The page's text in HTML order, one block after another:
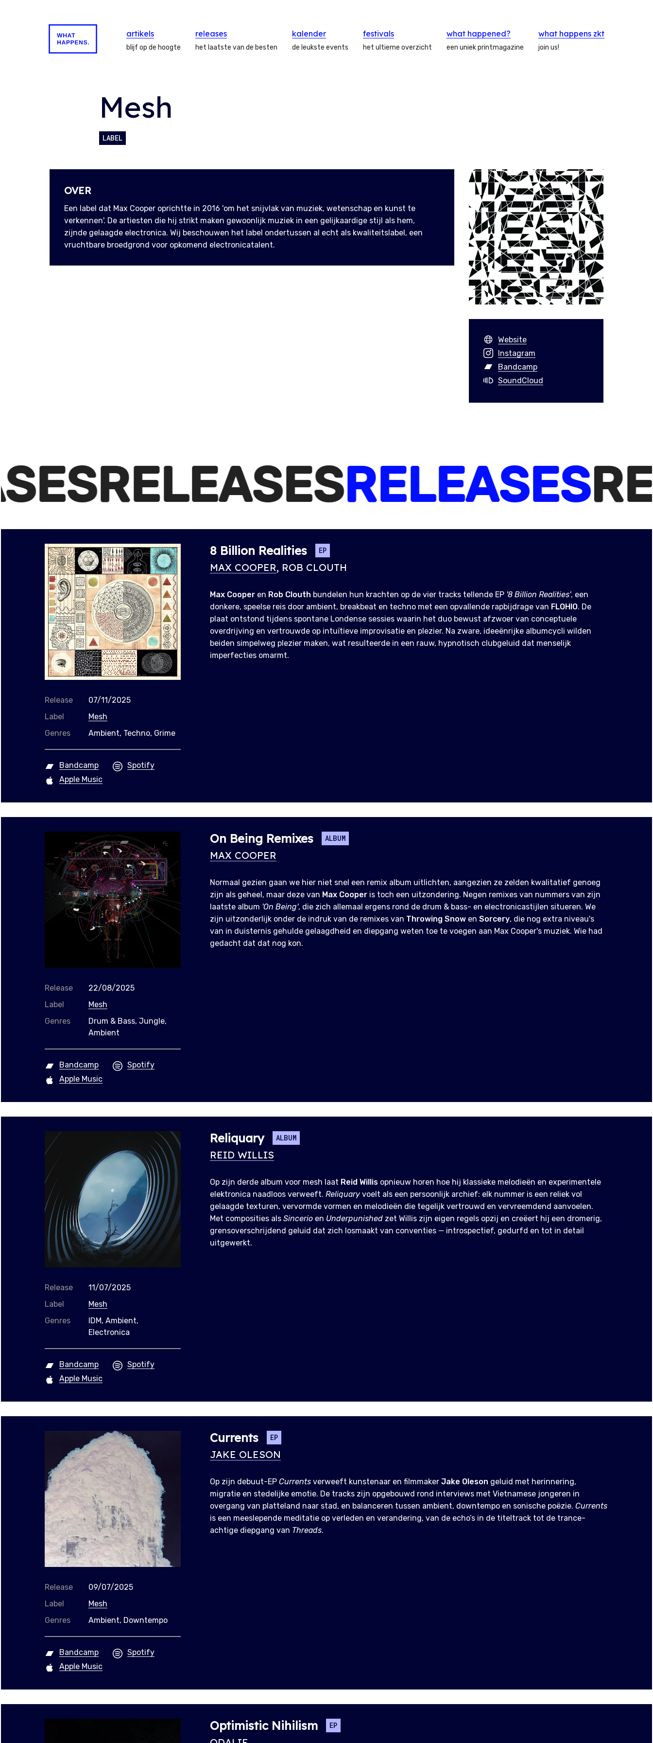
artikels
blijf op de hoogte
releases
het laatste van de besten
kalender
de leukste events
festivals
het ultieme overzicht
what happened?
een uniek printmagazine
what happens zkt
join us!
Mesh
LABEL
OVER
Een label dat Max Cooper oprichtte in 2016 'om het snijvlak van muziek, wetenschap en kunst te
verkennen'. De artiesten die hij strikt maken gewoonlijk muziek in een gelijkaardige stijl als hem,
zijnde gelaagde electronica. Wij beschouwen het label ondertussen al echt als kwaliteitslabel, een
vruchtbare broedgrond voor opkomend electronicatalent.
Website
Instagram
Bandcamp
SoundCloud
RELEASESRELEASES
Release
07/11/2025
Label
Mesh
Genres
Ambient, Techno, Grime
Bandcamp
Spotify
Apple Music
8 Billion Realities EP
MAX COOPER, ROB CLOUTH
Max Cooper en Rob Clouth bundelen hun krachten op de vier tracks tellende EP '8 Billion Realities', een
donkere, speelse reis door ambient, breakbeat en techno met een opvallende rapbijdrage van FLOHIO. De
plaat ontstond tijdens spontane Londense sessies waarin het duo bewust afzwoer van conceptuele
overdrijving en vertrouwde op intuïtieve improvisatie en plezier. Na zware, ideeënrijke albumcycli wilden
beiden simpelweg plezier maken, wat resulteerde in een rauw, hypnotisch clubgeluid dat menselijk
imperfecties omarmt.
Release
22/08/2025
Label
Mesh
Genres
Drum & Bass, Jungle,
Ambient
Bandcamp
Spotify
Apple Music
On Being Remixes ALBUM
MAX COOPER
Normaal gezien gaan we hier niet snel een remix album uitlichten, aangezien ze zelden kwalitatief genoeg
zijn als geheel, maar deze van Max Cooper is toch een uitzondering. Negen remixes van nummers van zijn
laatste album 'On Being', die zich allemaal ergens rond de drum & bass- en electronicastijlen situeren. We
zijn uitzonderlijk onder de indruk van de remixes van Throwing Snow en Sorcery, die nog extra niveau's
van in duisternis gehulde gelaagdheid en diepgang weten toe te voegen aan Max Cooper's muziek. Wie had
gedacht dat dat nog kon.
Release
11/07/2025
Label
Mesh
Genres
IDM, Ambient,
Electronica
Bandcamp
Spotify
Apple Music
Reliquary ALBUM
REID WILLIS
Op zijn derde album voor mesh laat Reid Willis opnieuw horen hoe hij klassieke melodieën en experimentele
elektronica naadloos verweeft. Reliquary voelt als een persoonlijk archief: elk nummer is een reliek vol
gelaagde texturen, vervormde vormen en melodieën die tegelijk vertrouwd en vervreemdend aanvoelen.
Met composities als Sincerio en Underpunished zet Willis zijn eigen regels opzij en creëert hij een dromerig,
grensoverschrijdend geluid dat zich losmaakt van conventies — introspectief, gedurfd en tot in detail
uitgewerkt.
Release
09/07/2025
Label
Mesh
Genres
Ambient, Downtempo
Bandcamp
Spotify
Apple Music
Currents EP
JAKE OLESON
Op zijn debuut-EP Currents verweeft kunstenaar en filmmaker Jake Oleson geluid met herinnering,
migratie en stedelijke emotie. De tracks zijn opgebouwd rond interviews met Vietnamese jongeren in
overgang van platteland naar stad, en balanceren tussen ambient, downtempo en sonische poëzie. Currents
is een meeslepende meditatie op verleden en verandering, van de echo’s in de titeltrack tot de trance-
achtige diepgang van Threads.
Optimistic Nihilism EP